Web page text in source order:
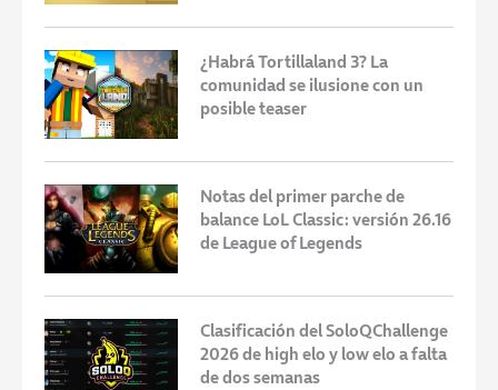
¿Habrá Tortillaland 3? La
comunidad se ilusione con un
posible teaser
Notas del primer parche de
balance LoL Classic: versión 26.16
de League of Legends
Clasificación del SoloQChallenge
2026 de high elo y low elo a falta
de dos semanas